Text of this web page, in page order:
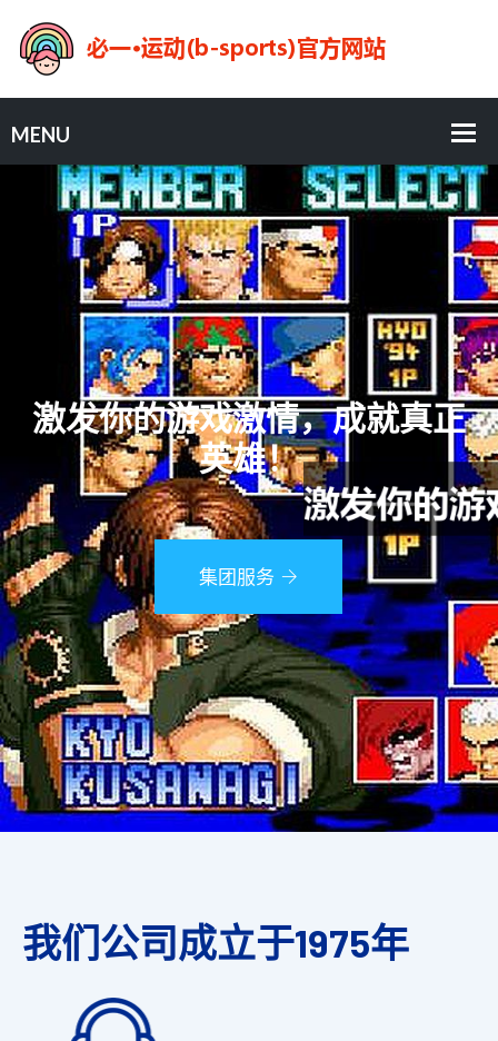
激发你的游戏激情，成就真正
英雄！
集团服务
我们公司成立于1975年